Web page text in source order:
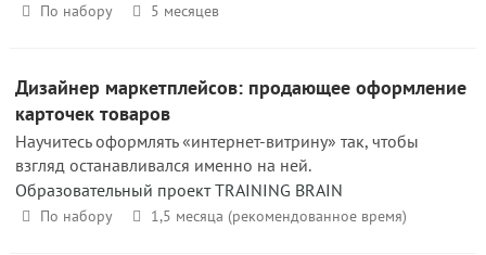
По набору 5 месяцев
Дизайнер маркетплейсов: продающее оформление
карточек товаров
Научитесь оформлять «интернет-витрину» так, чтобы
взгляд останавливался именно на ней.
Образовательный проект TRAINING BRAIN
По набору 1,5 месяца (рекомендованное время)